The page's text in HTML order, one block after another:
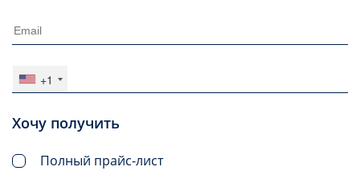
+1
Хочу получить
Полный прайс-лист